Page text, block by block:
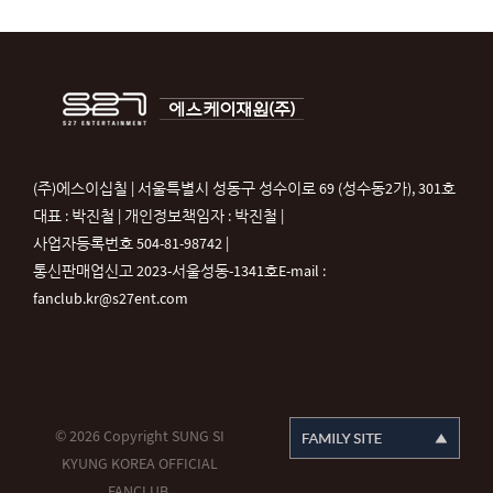
(주)에스이십칠 | 서울특별시 성동구 성수이로 69 (성수동2가), 301호
대표 : 박진철 | 개인정보책임자 : 박진철 |
사업자등록번호 504-81-98742 |
통신판매업신고 2023-서울성동-1341호E-mail :
fanclub.kr@s27ent.com
© 2026 Copyright SUNG SI
KYUNG KOREA OFFICIAL